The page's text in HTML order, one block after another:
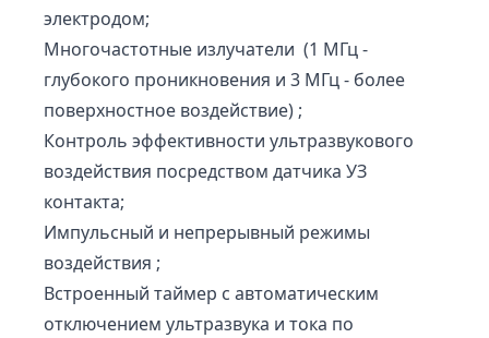
электродом;
Многочастотные излучатели (1 МГц -
глубокого проникновения и 3 МГц - более
поверхностное воздействие) ;
Контроль эффективности ультразвукового
воздействия посредством датчика УЗ
контакта;
Импульсный и непрерывный режимы
воздействия ;
Встроенный таймер с автоматическим
отключением ультразвука и тока по